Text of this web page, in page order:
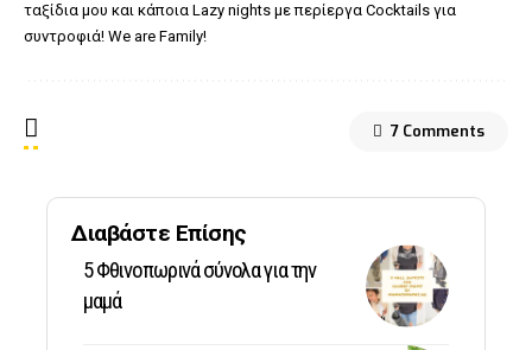
ταξίδια μου και κάποια Lazy nights με περίεργα Cocktails για
συντροφιά! We are Family!
7 Comments
Διαβάστε Επίσης
5 Φθινοπωρινά σύνολα για την
μαμά